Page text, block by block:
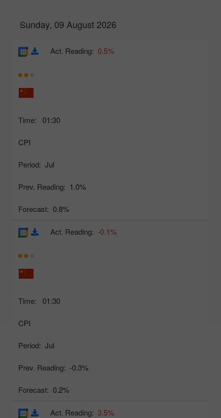
Sunday, 09 August 2026
Time: 01:30
CPI
Period: Jul
Prev. Reading: 1.0%
Forecast: 0.8%
Act. Reading: 0.5%
Time: 01:30
CPI
Period: Jul
Prev. Reading: -0.3%
Forecast: 0.2%
Act. Reading: -0.1%
Act. Reading: 3.5%